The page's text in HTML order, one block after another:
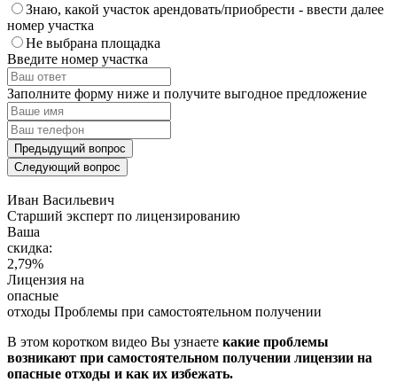
Знаю, какой участок арендовать/приобрести - ввести далее
номер участка
Не выбрана площадка
Введите номер участка
Заполните форму ниже и получите выгодное предложение
Предыдущий вопрос
Следующий вопрос
Иван Васильевич
Cтарший эксперт по лицензированию
Ваша
скидка:
2,79%
Лицензия на
опасные
отходы Проблемы при самостоятельном получении
В этом коротком видео Вы узнаете какие проблемы
возникают при самостоятельном получении лицензии на
опасные отходы и как их избежать.